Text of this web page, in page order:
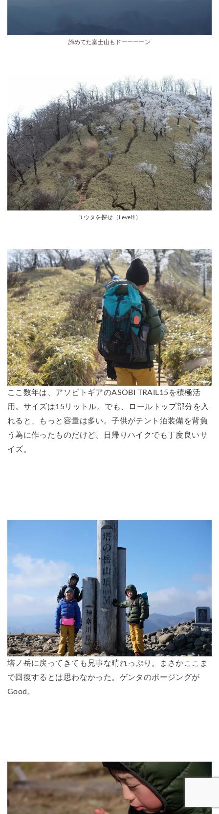
諦めてた富士山もドーーーーン
ユウタを探せ（Level1）
ここ数年は、アソビトギアのASOBI TRAIL15を積極活
用。サイズは15リットル。でも、ロールトップ部分を入
れると、もっと容量は多い。子供がテント泊装備を背負
う為に作ったものだけど、日帰りハイクでも丁度良いサ
イズ。
塔ノ岳に戻ってきても見事な晴れっぷり。まさかここま
で回復するとは思わなかった。ゲンタのポージングが
Good。